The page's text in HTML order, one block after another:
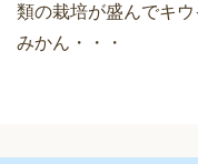
類の栽培が盛んでキウ
みかん・・・